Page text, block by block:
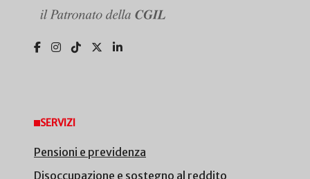
SERVIZI
Pensioni e previdenza
Disoccupazione e sostegno al reddito